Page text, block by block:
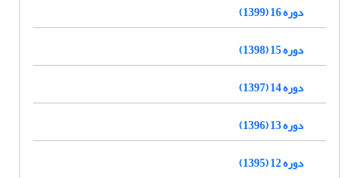
دوره 16 (1399)
دوره 15 (1398)
دوره 14 (1397)
دوره 13 (1396)
دوره 12 (1395)